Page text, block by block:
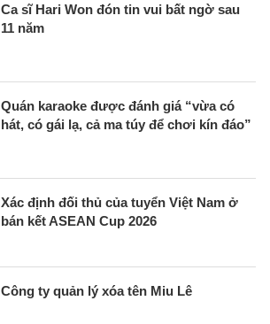
Ca sĩ Hari Won đón tin vui bất ngờ sau
11 năm
Quán karaoke được đánh giá “vừa có
hát, có gái lạ, cả ma túy để chơi kín đáo”
Xác định đối thủ của tuyển Việt Nam ở
bán kết ASEAN Cup 2026
Công ty quản lý xóa tên Miu Lê